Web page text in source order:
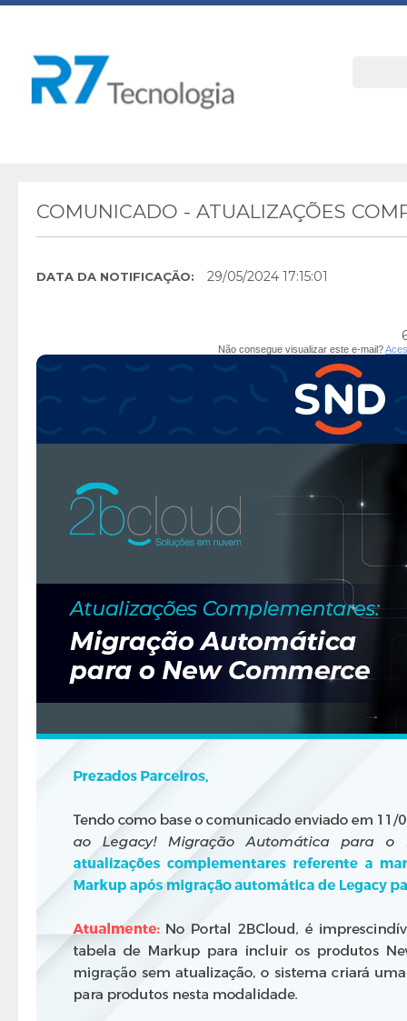
COMUNICADO - ATUALIZAÇÕES
DATA DA NOTIFICAÇÃO: 29/05/2024 17:15:01
Não consegue visualizar este e-mail?